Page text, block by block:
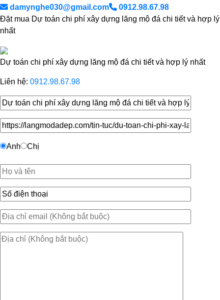
damynghe030@gmail.com
0912.98.67.98
Đặt mua Dự toán chi phí xây dựng lăng mộ đá chi tiết và hợp lý
nhất
Dự toán chi phí xây dựng lăng mộ đá chi tiết và hợp lý nhất
Liên hệ: 0912.98.67.98
Anh Chị